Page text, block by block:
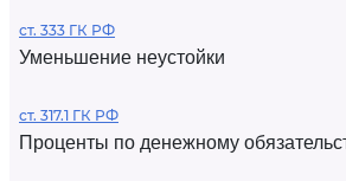
ст. 333 ГК РФ
Уменьшение неустойки
ст. 317.1 ГК РФ
Проценты по денежному